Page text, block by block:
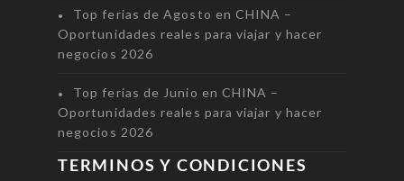
Top ferias de Agosto en CHINA –
Oportunidades reales para viajar y hacer
negocios 2026
Top ferias de Junio en CHINA –
Oportunidades reales para viajar y hacer
negocios 2026
TERMINOS Y CONDICIONES